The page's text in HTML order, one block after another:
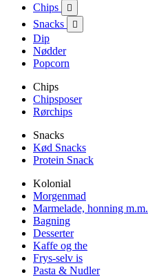
Chips

Snacks 
Dip
Nødder
Popcorn
Chips
Chipsposer
Rørchips
Snacks
Kød Snacks
Protein Snack
Kolonial
Morgenmad
Marmelade, honning m.m.
Bagning
Desserter
Kaffe og the
Frys-selv is
Pasta & Nudler